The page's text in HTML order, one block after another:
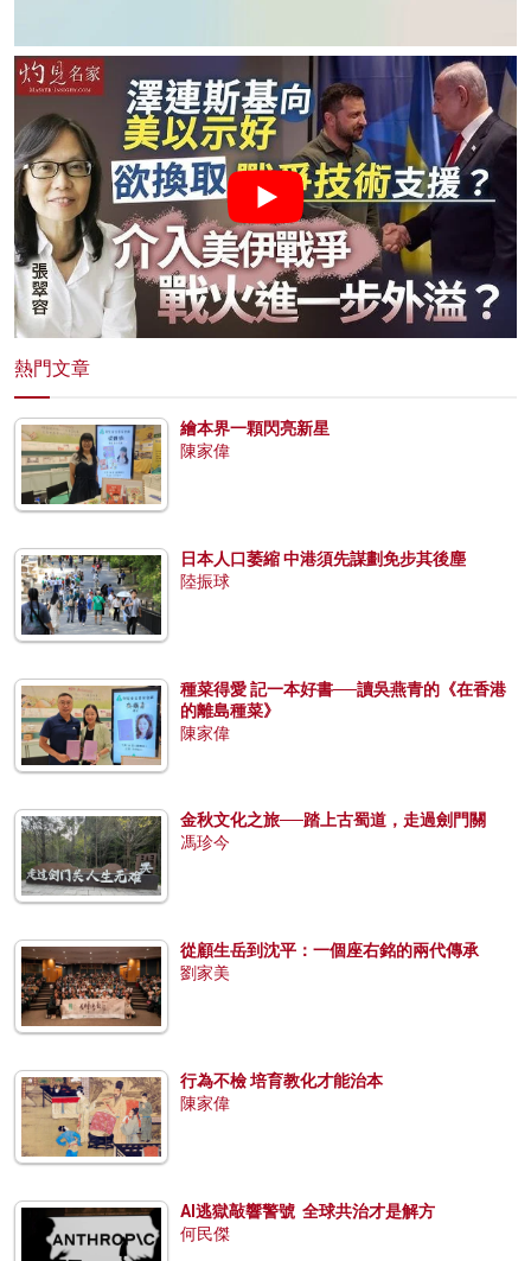
熱門文章
繪本界一顆閃亮新星
陳家偉
日本人口萎縮 中港須先謀劃免步其後塵
陸振球
種菜得愛 記一本好書──讀吳燕青的《在香港
的離島種菜》
陳家偉
金秋文化之旅──踏上古蜀道，走過劍門關
馮珍今
從顧生岳到沈平：一個座右銘的兩代傳承
劉家美
行為不檢 培育教化才能治本
陳家偉
AI逃獄敲響警號 全球共治才是解方
何民傑